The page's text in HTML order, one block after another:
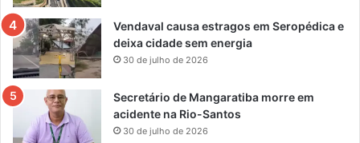
Vendaval causa estragos em Seropédica e
deixa cidade sem energia
30 de julho de 2026
Secretário de Mangaratiba morre em
acidente na Rio-Santos
30 de julho de 2026